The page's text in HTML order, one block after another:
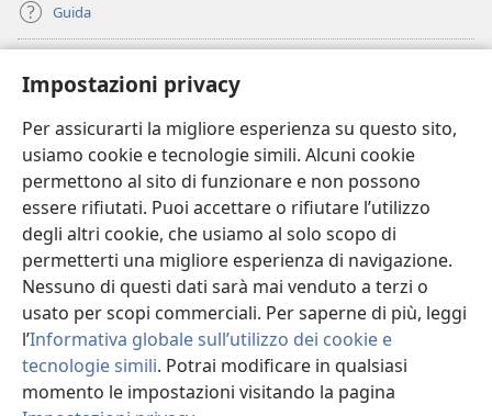
Impostazioni privacy
Per assicurarti la migliore esperienza su questo sito,
usiamo cookie e tecnologie simili. Alcuni cookie
permettono al sito di funzionare e non possono
essere rifiutati. Puoi accettare o rifiutare l’utilizzo
degli altri cookie, che usiamo al solo scopo di
permetterti una migliore esperienza di navigazione.
Nessuno di questi dati sarà mai venduto a terzi o
usato per scopi commerciali. Per saperne di più, leggi
l’Informativa globale sull’utilizzo dei cookie e
tecnologie simili. Potrai modificare in qualsiasi
momento le impostazioni visitando la pagina
Guida
(apre
una
nuova
finestra)
BIBLIOTECA ONLINE Watchtower
(apre
una
nuova
finestra)
JW Hub
(apre
una
nuova
finestra)
JW Library
Watchtower Library®
Copyright© 2026 Watch Tower Bible and Tract Society of Pennsylvania.
CONDIZIONI D’USO
|